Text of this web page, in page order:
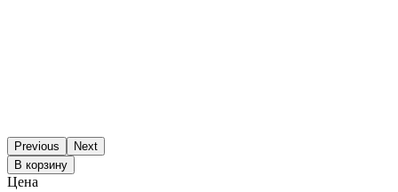
Previous
Next
В корзину
Цена